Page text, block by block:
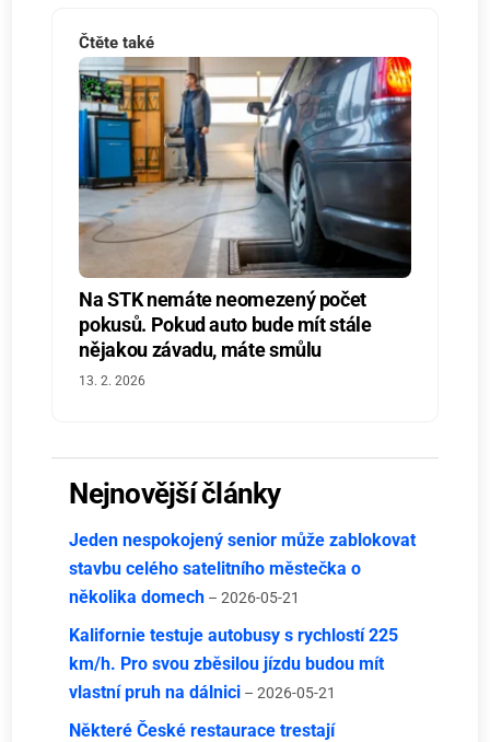
Čtěte také
Na STK nemáte neomezený počet
pokusů. Pokud auto bude mít stále
nějakou závadu, máte smůlu
13. 2. 2026
Nejnovější články
Jeden nespokojený senior může zablokovat
stavbu celého satelitního městečka o
několika domech – 2026-05-21
Kalifornie testuje autobusy s rychlostí 225
km/h. Pro svou zběsilou jízdu budou mít
vlastní pruh na dálnici – 2026-05-21
Některé České restaurace trestají